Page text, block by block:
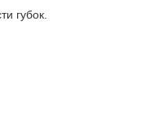
губок.